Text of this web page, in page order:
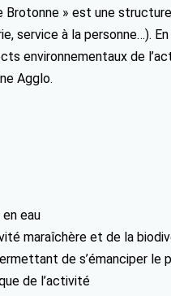
Brotonne » est une
service à la personne…).
environnementaux de
Agglo.
eau
maraîchère et de la
de s’émanciper le
de l’activité